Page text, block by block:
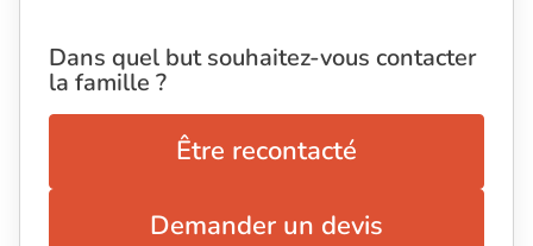
Dans quel but souhaitez-vous contacter
la famille ?
Être recontacté
Demander un devis